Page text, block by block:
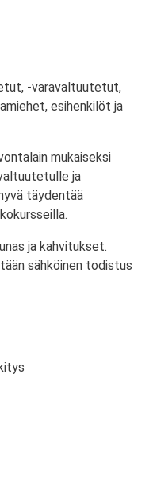
-varavaltuutetut,
esihenkilöt ja
mukaiseksi
ja
täydentää
ja kahvitukset.
sähköinen todistus